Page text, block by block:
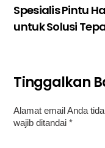
Spesialis Pintu
untuk Solusi
Tinggalkan
Alamat email Anda
wajib ditandai*